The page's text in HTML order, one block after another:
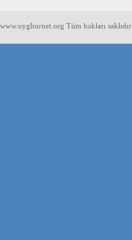
www.uyghurnet.org Tüm hakları saklıdır